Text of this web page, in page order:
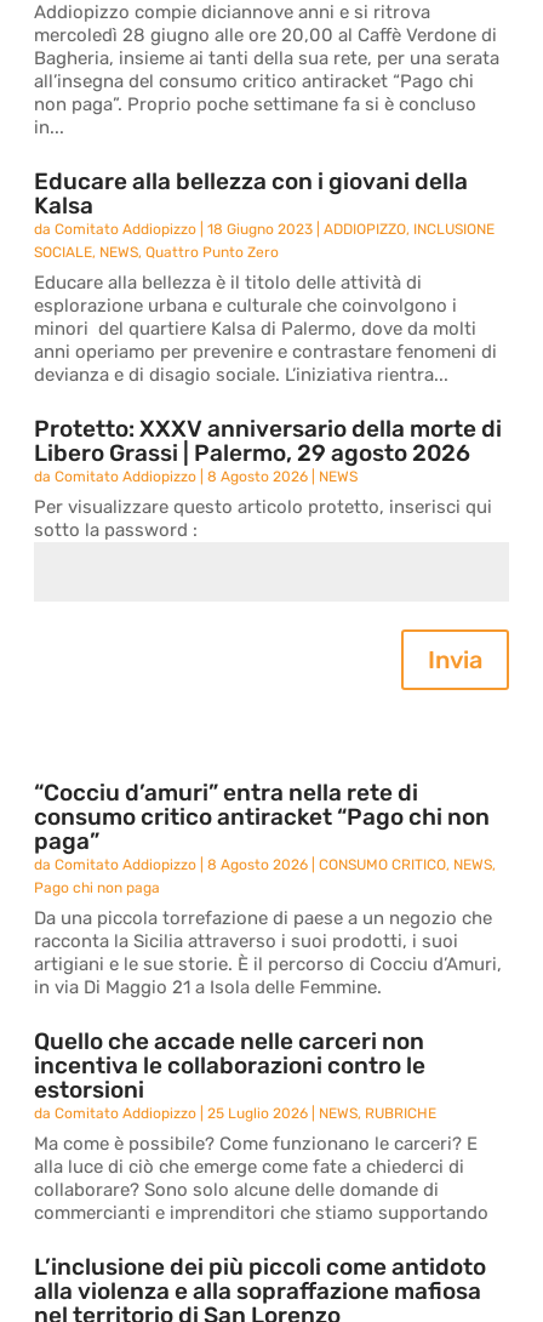
Addiopizzo compie diciannove anni e si ritrova
mercoledì 28 giugno alle ore 20,00 al Caffè Verdone di
Bagheria, insieme ai tanti della sua rete, per una serata
all’insegna del consumo critico antiracket “Pago chi
non paga”. Proprio poche settimane fa si è concluso
in...
Educare alla bellezza con i giovani della
Kalsa
daComitato Addiopizzo |18 Giugno 2023 |ADDIOPIZZO, INCLUSIONE
SOCIALE, NEWS,Quattro Punto Zero
Educare alla bellezza è il titolo delle attività di
esplorazione urbana e culturale che coinvolgono i
minori del quartiere Kalsa di Palermo, dove da molti
anni operiamo per prevenire e contrastare fenomeni di
devianza e di disagio sociale. L’iniziativa rientra...
Protetto: XXXV anniversario della morte di
Libero Grassi | Palermo, 29 agosto 2026
daComitato Addiopizzo |8 Agosto 2026 NEWS
Per visualizzare questo articolo protetto, inserisci qui
sotto la password :
Invia
“Cocciu d’amuri” entra nella rete di
consumo critico antiracket “Pago chi non
paga”
daComitato Addiopizzo |8 Agosto 2026 |CONSUMO CRITICO, NEWS,
Pago chi non paga
Da una piccola torrefazione di paese a un negozio che
racconta la Sicilia attraverso i suoi prodotti, i suoi
artigiani e le sue storie. È il percorso di Cocciu d’Amuri,
in via Di Maggio 21 a Isola delle Femmine.
Quello che accade nelle carceri non
incentiva le collaborazioni contro le
estorsioni
daComitato Addiopizzo |25 Luglio 2026 NEWS, RUBRICHE
Ma come è possibile? Come funzionano le carceri? E
alla luce di ciò che emerge come fate a chiederci di
collaborare? Sono solo alcune delle domande di
commercianti e imprenditori che stiamo supportando
L’inclusione dei più piccoli come antidoto
alla violenza e alla sopraffazione mafiosa
nel territorio di San Lorenzo